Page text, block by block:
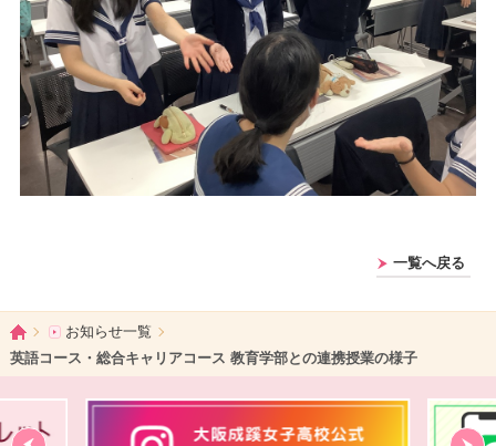
一覧へ戻る
ホームお知らせ一覧
英語コース・総合キャリアコース 教育学部との連携授業の様子